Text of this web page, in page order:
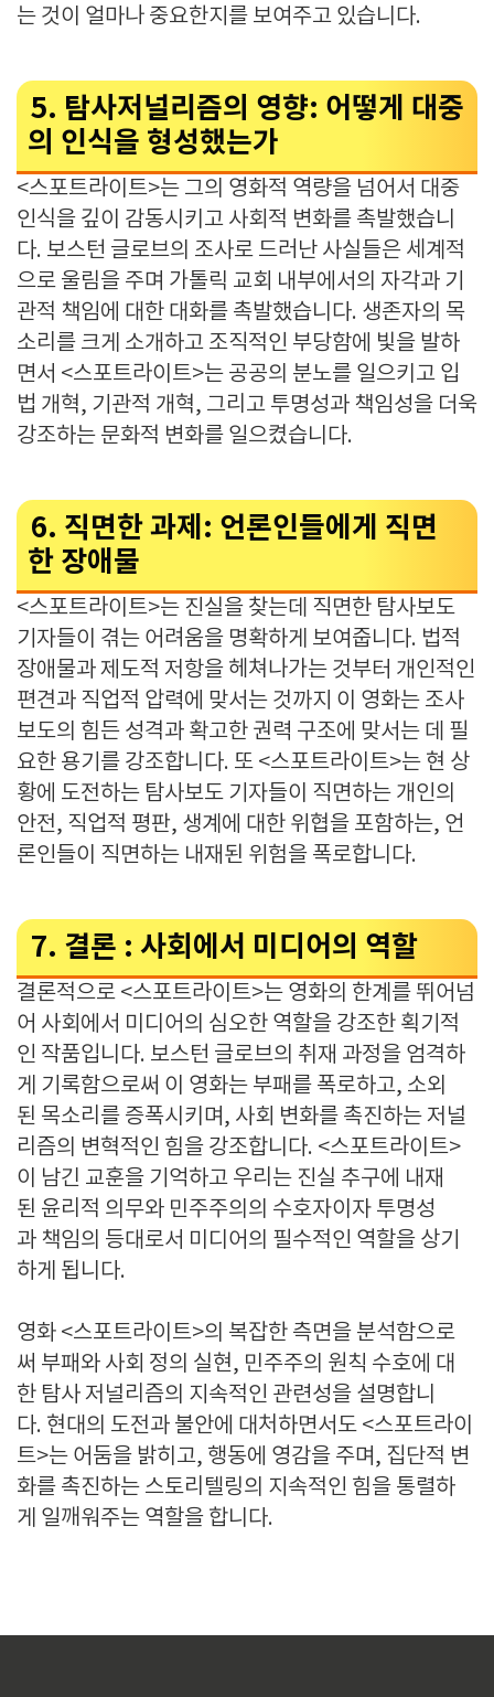
는 것이 얼마나 중요한지를 보여주고 있습니다.
5. 탐사저널리즘의 영향: 어떻게 대중
의 인식을 형성했는가
<스포트라이트>는 그의 영화적 역량을 넘어서 대중
인식을 깊이 감동시키고 사회적 변화를 촉발했습니
다. 보스턴 글로브의 조사로 드러난 사실들은 세계적
으로 울림을 주며 가톨릭 교회 내부에서의 자각과 기
관적 책임에 대한 대화를 촉발했습니다. 생존자의 목
소리를 크게 소개하고 조직적인 부당함에 빛을 발하
면서 <스포트라이트>는 공공의 분노를 일으키고 입
법 개혁, 기관적 개혁, 그리고 투명성과 책임성을 더욱
강조하는 문화적 변화를 일으켰습니다.
6. 직면한 과제: 언론인들에게 직면
한 장애물
<스포트라이트>는 진실을 찾는데 직면한 탐사보도
기자들이 겪는 어려움을 명확하게 보여줍니다. 법적
장애물과 제도적 저항을 헤쳐나가는 것부터 개인적인
편견과 직업적 압력에 맞서는 것까지 이 영화는 조사
보도의 힘든 성격과 확고한 권력 구조에 맞서는 데 필
요한 용기를 강조합니다. 또 <스포트라이트>는 현 상
황에 도전하는 탐사보도 기자들이 직면하는 개인의
안전, 직업적 평판, 생계에 대한 위협을 포함하는, 언
론인들이 직면하는 내재된 위험을 폭로합니다.
7. 결론 : 사회에서 미디어의 역할
결론적으로 <스포트라이트>는 영화의 한계를 뛰어넘
어 사회에서 미디어의 심오한 역할을 강조한 획기적
인 작품입니다. 보스턴 글로브의 취재 과정을 엄격하
게 기록함으로써 이 영화는 부패를 폭로하고, 소외
된 목소리를 증폭시키며, 사회 변화를 촉진하는 저널
리즘의 변혁적인 힘을 강조합니다. <스포트라이트>
이 남긴 교훈을 기억하고 우리는 진실 추구에 내재
된 윤리적 의무와 민주주의의 수호자이자 투명성
과 책임의 등대로서 미디어의 필수적인 역할을 상기
하게 됩니다.
영화 <스포트라이트>의 복잡한 측면을 분석함으로
써 부패와 사회 정의 실현, 민주주의 원칙 수호에 대
한 탐사 저널리즘의 지속적인 관련성을 설명합니
다. 현대의 도전과 불안에 대처하면서도 <스포트라이
트>는 어둠을 밝히고, 행동에 영감을 주며, 집단적 변
화를 촉진하는 스토리텔링의 지속적인 힘을 통렬하
게 일깨워주는 역할을 합니다.